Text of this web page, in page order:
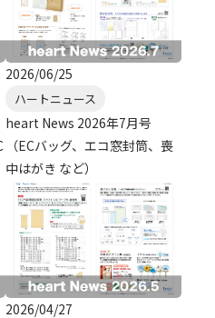
2026/06/25
ハートニュース
heart News 2026年7月号
（ECバッグ、エコ窓封筒、喪
中はがき など）
2026/04/27